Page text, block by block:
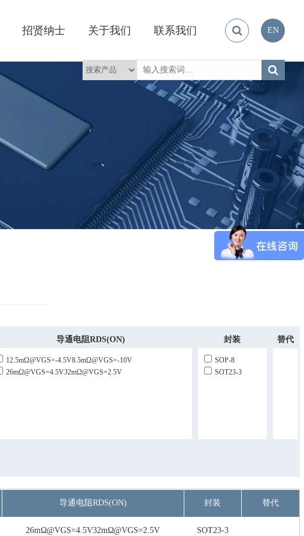
EN
招贤纳士 关于我们 联系我们
导通电阻RDS(ON) 封装 替代
12.5mΩ@VGS=-4.5V8.5mΩ@VGS=-10V
26mΩ@VGS=4.5V32mΩ@VGS=2.5V
SOP-8
SOT23-3
导通电阻RDS(ON) 封装 替代
26mΩ@VGS=4.5V32mΩ@VGS=2.5V SOT23-3